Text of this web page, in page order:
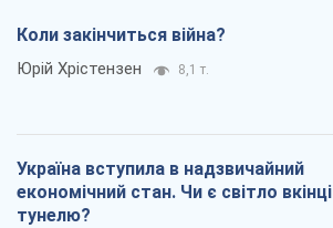
Коли закінчиться війна?
Юрій Хрістензен 8,1 т.
Україна вступила в надзвичайний
економічний стан. Чи є світло вкінці
тунелю?